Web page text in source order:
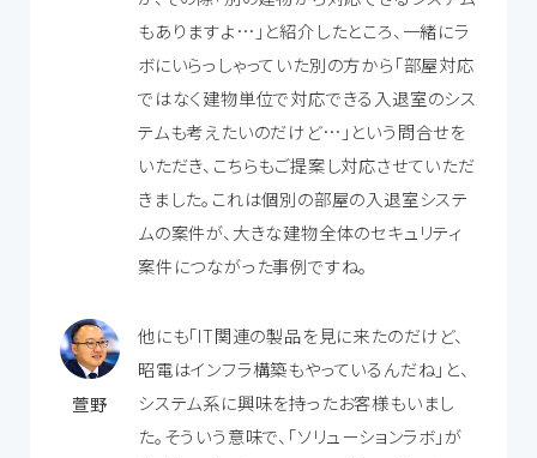
もありますよ…」と紹介したところ、一緒にラ
ボにいらっしゃっていた別の方から「部屋対応
ではなく建物単位で対応できる入退室のシス
テムも考えたいのだけど…」という問合せを
いただき、こちらもご提案し対応させていただ
きました。これは個別の部屋の入退室システ
ムの案件が、大きな建物全体のセキュリティ
案件につながった事例ですね。
萱野
他にも「IT関連の製品を見に来たのだけど、
昭電はインフラ構築もやっているんだね」と、
システム系に興味を持ったお客様もいまし
た。そういう意味で、「ソリューションラボ」が